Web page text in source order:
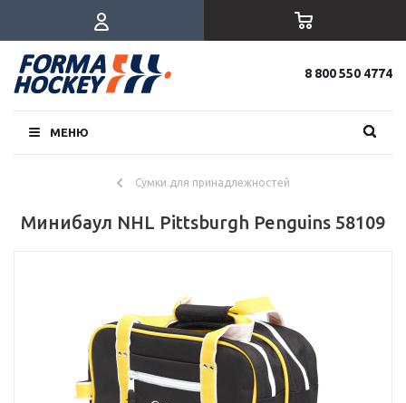
8 800 550 4774
МЕНЮ
Сумки для принадлежностей
Минибаул NHL Pittsburgh Penguins 58109